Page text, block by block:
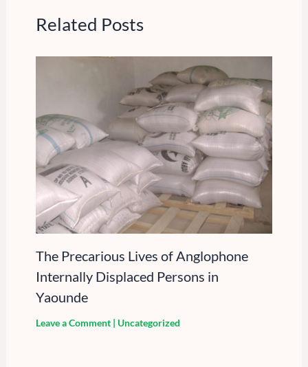
Related Posts
The Precarious Lives of Anglophone
Internally Displaced Persons in
Yaounde
Leave a Comment | Uncategorized